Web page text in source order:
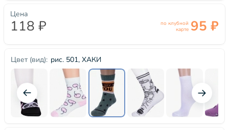
Цвет (вид): рис. 501, ХАКИ
Цена
118 ₽
по клубной
карте 95 ₽